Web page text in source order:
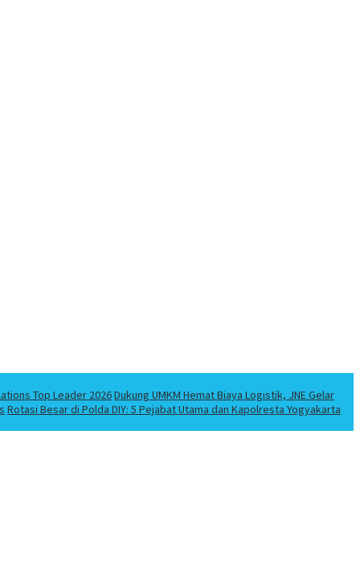
Top Leader 2026Dukung UMKM Hemat Biaya Logistik, JNE Gelar
Rotasi Besar di Polda DIY: 5 Pejabat Utama dan Kapolresta Yogyakarta